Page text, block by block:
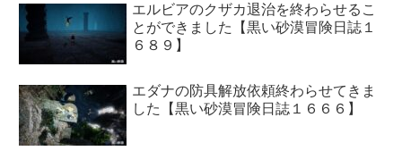
エルビアのクザカ退治を終わらせるこ
とができました【黒い砂漠冒険日誌１
６８９】
エダナの防具解放依頼終わらせてきま
した【黒い砂漠冒険日誌１６６６】